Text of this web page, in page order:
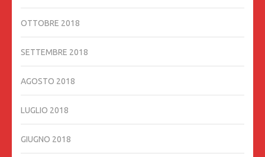
OTTOBRE 2018
SETTEMBRE 2018
AGOSTO 2018
LUGLIO 2018
GIUGNO 2018